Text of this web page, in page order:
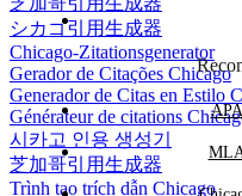
シカゴ引用生成器
Chicago-Zitationsgenerator
Gerador de Citações Chicago
Generador de Citas en Estilo
Générateur de citations
시카고 인용 생성기
芝加哥引用生成器
Trình tạo trích dẫn Chicago